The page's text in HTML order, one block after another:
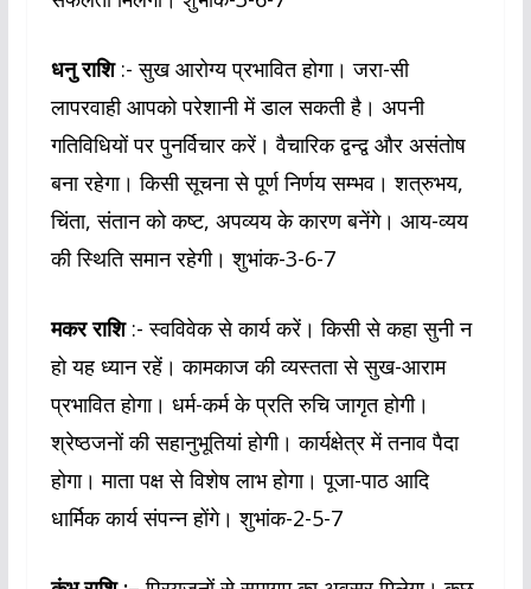
धनु राशि:- सुख आरोग्य प्रभावित होगा। जरा-सी
लापरवाही आपको परेशानी में डाल सकती है। अपनी
गतिविधियों पर पुनर्विचार करें। वैचारिक द्वन्द्व और असंतोष
बना रहेगा। किसी सूचना से पूर्ण निर्णय सम्भव। शत्रुभय,
चिंता, संतान को कष्ट, अपव्यय के कारण बनेंगे। आय-व्यय
की स्थिति समान रहेगी। शुभांक-3-6-7
मकर राशि:- स्वविवेक से कार्य करें। किसी से कहा सुनी न
हो यह ध्यान रहें। कामकाज की व्यस्तता से सुख-आराम
प्रभावित होगा। धर्म-कर्म के प्रति रुचि जागृत होगी।
श्रेष्ठजनों की सहानुभूतियां होगी। कार्यक्षेत्र में तनाव पैदा
होगा। माता पक्ष से विशेष लाभ होगा। पूजा-पाठ आदि
धार्मिक कार्य संपन्न होंगे। शुभांक-2-5-7